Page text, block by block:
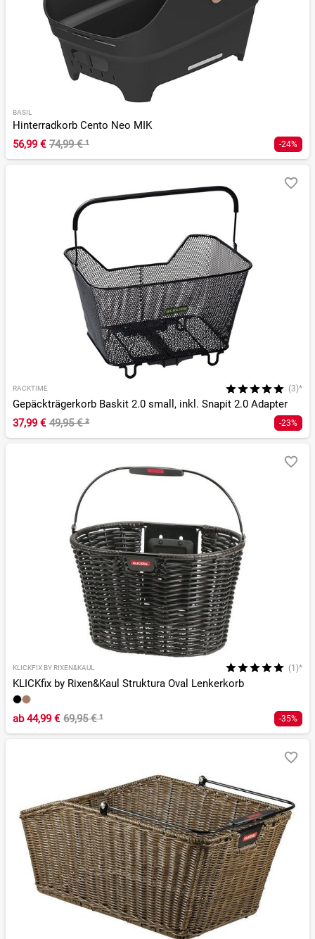
BASIL
Hinterradkorb Cento Neo MIK
56,99 € 74,99 €¹ -24%
RACKTIME (3)*
Gepäckträgerkorb Baskit 2.0 small, inkl. Snapit 2.0 Adapter
37,99 € 49,95 €² -23%
KLICKFIX BY RIXEN&KAUL (1)*
KLICKfix by Rixen&Kaul Struktura Oval Lenkerkorb
ab44,99 € 69,95 €¹ -35%